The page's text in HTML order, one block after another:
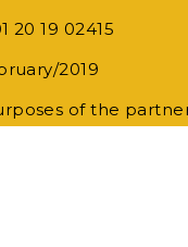
20 19 02415
2019
of the